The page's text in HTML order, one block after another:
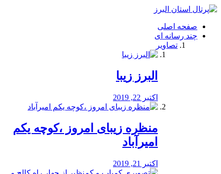
فصد
شرق
تهران
خشکشویی
صفحه اصلی
چند رسانه ای
تصاویر
البرز زیبا
اکتبر 22, 2019
منظره‌‌ زیبای امروز ،کوچه یکم
امیرآباد
اکتبر 21, 2019